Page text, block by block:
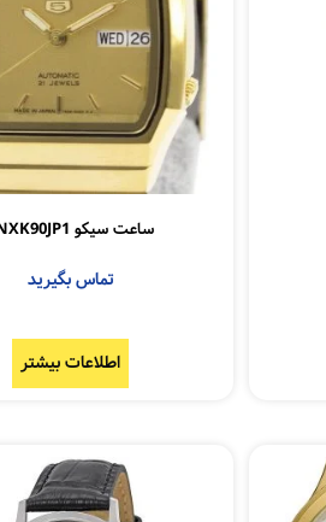
ساعت سیکو SNXK90JP1
تماس بگیرید
اطلاعات بیشتر